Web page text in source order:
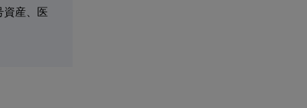
資産、医